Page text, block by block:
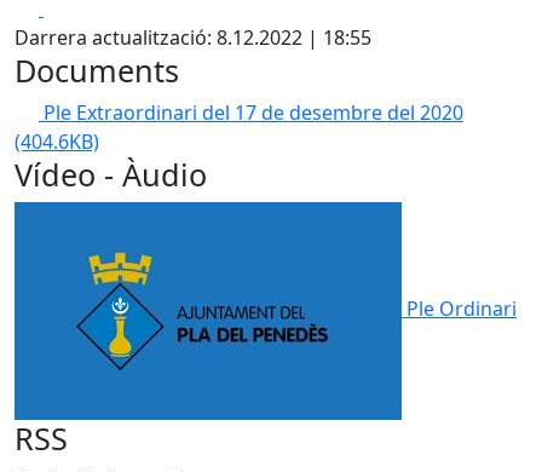
Darrera actualització: 8.12.2022 | 18:55
Documents
Ple Extraordinari del 17 de desembre del 2020
(404.6KB)
Vídeo - Àudio
Ple Ordinari
RSS